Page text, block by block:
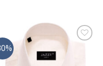
Προσθήκη
στη Λίστα